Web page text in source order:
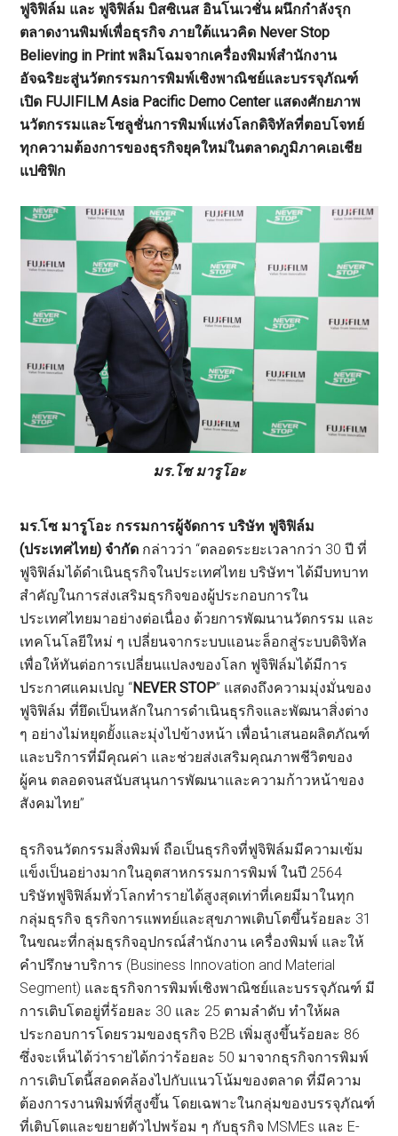
ฟูจิฟิล์ม และ ฟูจิฟิล์ม บิสซิเนส อินโนเวชั่น ผนึกกำลังรุก
ตลาดงานพิมพ์เพื่อธุรกิจ ภายใต้แนวคิด Never Stop
Believing in Print พลิมโฉมจากเครื่องพิมพ์สำนักงาน
อัจฉริยะสู่นวัตกรรมการพิมพ์เชิงพาณิชย์และบรรจุภัณฑ์
เปิด FUJIFILM Asia Pacific Demo Center แสดงศักยภาพ
นวัตกรรมและโซลูชั่นการพิมพ์แห่งโลกดิจิทัลที่ตอบโจทย์
ทุกความต้องการของธุรกิจยุคใหม่ในตลาดภูมิภาคเอเชีย
แปซิฟิก
มร.โซ มารูโอะ
มร.โซ มารูโอะ กรรมการผู้จัดการ บริษัท ฟูจิฟิล์ม
(ประเทศไทย) จำกัด กล่าวว่า “ตลอดระยะเวลากว่า 30 ปี ที่
ฟูจิฟิล์มได้ดำเนินธุรกิจในประเทศไทย บริษัทฯ ได้มีบทบาท
สำคัญในการส่งเสริมธุรกิจของผู้ประกอบการใน
ประเทศไทยมาอย่างต่อเนื่อง ด้วยการพัฒนานวัตกรรม และ
เทคโนโลยีใหม่ ๆ เปลี่ยนจากระบบแอนะล็อกสู่ระบบดิจิทัล
เพื่อให้ทันต่อการเปลี่ยนแปลงของโลก ฟูจิฟิล์มได้มีการ
ประกาศแคมเปญ “NEVER STOP” แสดงถึงความมุ่งมั่นของ
ฟูจิฟิล์ม ที่ยึดเป็นหลักในการดำเนินธุรกิจและพัฒนาสิ่งต่าง
ๆ อย่างไม่หยุดยั้งและมุ่งไปข้างหน้า เพื่อนำเสนอผลิตภัณฑ์
และบริการที่มีคุณค่า และช่วยส่งเสริมคุณภาพชีวิตของ
ผู้คน ตลอดจนสนับสนุนการพัฒนาและความก้าวหน้าของ
สังคมไทย”
ธุรกิจนวัตกรรมสิ่งพิมพ์ ถือเป็นธุรกิจที่ฟูจิฟิล์มมีความเข้ม
แข็งเป็นอย่างมากในอุตสาหกรรมการพิมพ์ ในปี 2564
บริษัทฟูจิฟิล์มทั่วโลกทำรายได้สูงสุดเท่าที่เคยมีมาในทุก
กลุ่มธุรกิจ ธุรกิจการแพทย์และสุขภาพเติบโตขึ้นร้อยละ 31
ในขณะที่กลุ่มธุรกิจอุปกรณ์สำนักงาน เครื่องพิมพ์ และให้
คำปรึกษาบริการ (Business Innovation and Material
Segment) และธุรกิจการพิมพ์เชิงพาณิชย์และบรรจุภัณฑ์ มี
การเติบโตอยู่ที่ร้อยละ 30 และ 25 ตามลำดับ ทำให้ผล
ประกอบการโดยรวมของธุรกิจ B2B เพิ่มสูงขึ้นร้อยละ 86
ซึ่งจะเห็นได้ว่ารายได้กว่าร้อยละ 50 มาจากธุรกิจการพิมพ์
การเติบโตนี้สอดคล้องไปกับแนวโน้มของตลาด ที่มีความ
ต้องการงานพิมพ์ที่สูงขึ้น โดยเฉพาะในกลุ่มของบรรจุภัณฑ์
ที่เติบโตและขยายตัวไปพร้อม ๆ กับธุรกิจ MSMEs และ E-